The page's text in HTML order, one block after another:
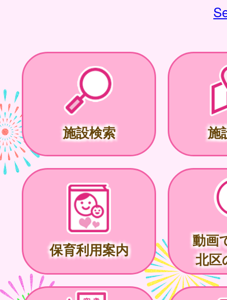
施設検索 施
保育利用案内
動画
北区